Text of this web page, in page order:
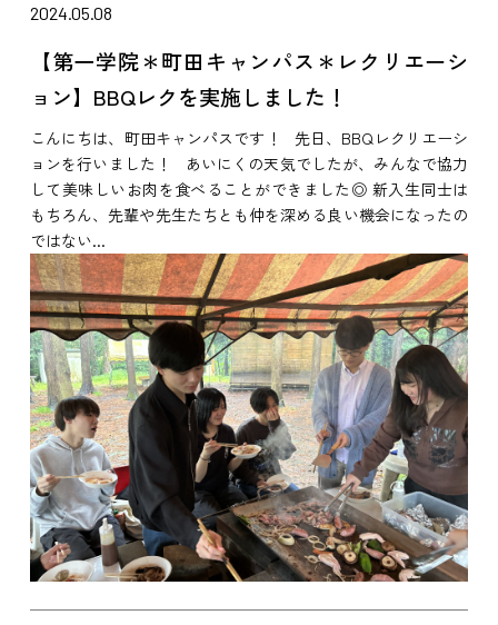
2024.05.08
【第一学院＊町田キャンパス＊レクリエーシ
ョン】BBQレクを実施しました！
こんにちは、町田キャンパスです！ 先日、BBQレクリエーシ
ョンを行いました！ あいにくの天気でしたが、みんなで協力
して美味しいお肉を食べることができました◎ 新入生同士は
もちろん、先輩や先生たちとも仲を深める良い機会になったの
ではない...